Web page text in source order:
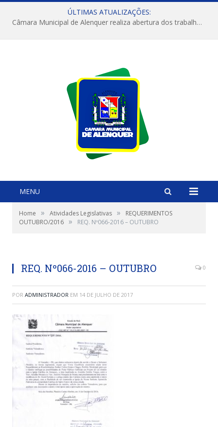
ÚLTIMAS ATUALIZAÇÕES:
Câmara Municipal de Alenquer realiza abertura dos trabalhos do 4º Período Legislativo
MENU
Home » Atividades Legislativas »
REQUERIMENTOS
OUTUBRO/2016 » REQ. Nº066-2016 – OUTUBRO
REQ. Nº066-2016 – OUTUBRO 0
POR ADMINISTRADOR EM 14 DE JULHO DE 2017